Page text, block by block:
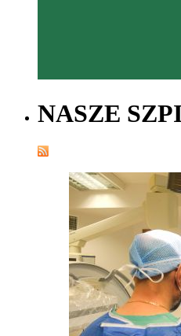
NASZE